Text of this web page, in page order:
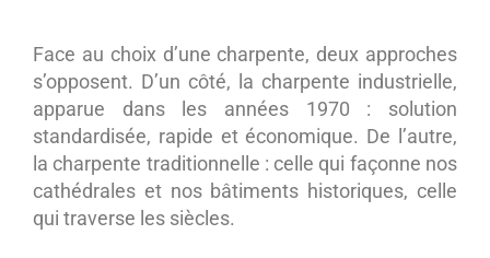
Face au choix d’une charpente, deux approches
s’opposent. D’un côté, la charpente industrielle,
apparue dans les années 1970 : solution
standardisée, rapide et économique. De l’autre,
la charpente traditionnelle : celle qui façonne nos
cathédrales et nos bâtiments historiques, celle
qui traverse les siècles.